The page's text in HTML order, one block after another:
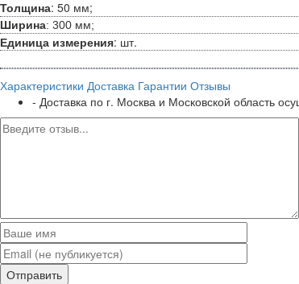
Толщина: 50 мм;
Ширина: 300 мм;
Единица измерения: шт.
Характеристики Доставка Гарантии Отзывы
- Доставка по г. Москва и Московской область
Отправить